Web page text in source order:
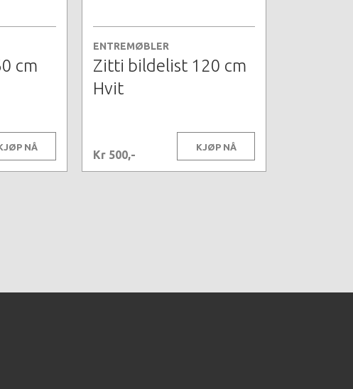
cm
NÅ
ENTREMØBLER
Zitti bildelist 120 cm
Hvit
Kr 500,-
KJØP NÅ